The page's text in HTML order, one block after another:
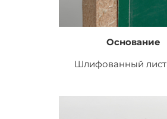
Основание
Шлифованный лист